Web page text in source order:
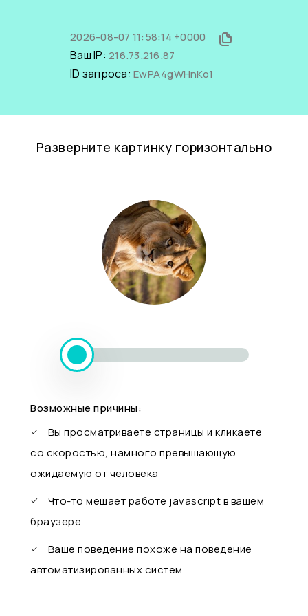
2026-08-07 11:58:14 +0000
Ваш IP: 216.73.216.87
ID запроса: EwPA4gWHnKo1
Разверните картинку горизонтально
Возможные причины:
Вы просматриваете страницы и кликаете
со скоростью, намного превышающую
ожидаемую от человека
Что-то мешает работе javascript в вашем
браузере
Ваше поведение похоже на поведение
автоматизированных систем